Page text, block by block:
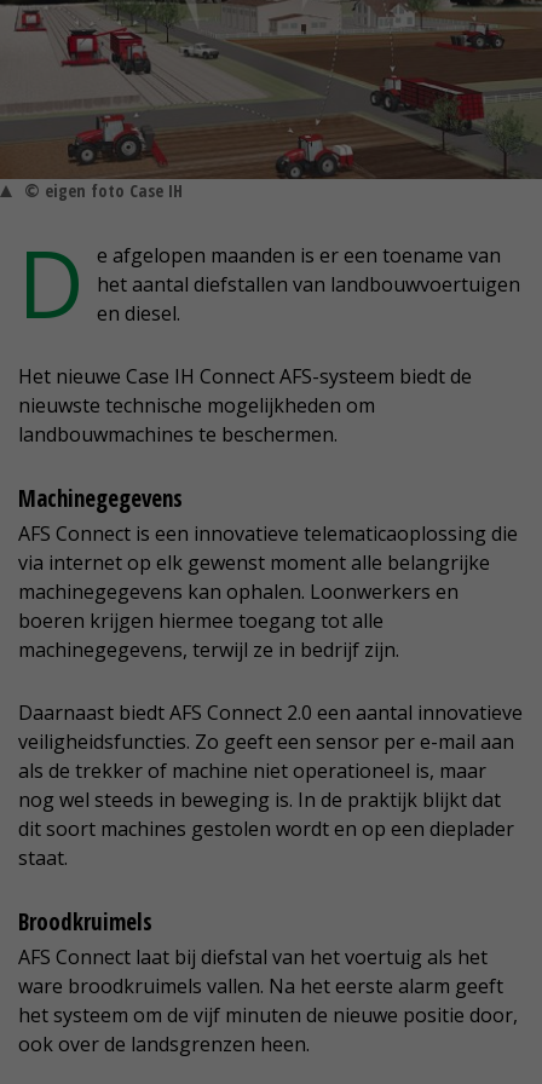
© eigen foto Case IH
D
e afgelopen maanden is er een toename van
het aantal diefstallen van landbouwvoertuigen
en diesel.
Het nieuwe Case IH Connect AFS-systeem biedt de
nieuwste technische mogelijkheden om
landbouwmachines te beschermen.
Machinegegevens
AFS Connect is een innovatieve telematicaoplossing die
via internet op elk gewenst moment alle belangrijke
machinegegevens kan ophalen. Loonwerkers en
boeren krijgen hiermee toegang tot alle
machinegegevens, terwijl ze in bedrijf zijn.
Daarnaast biedt AFS Connect 2.0 een aantal innovatieve
veiligheidsfuncties. Zo geeft een sensor per e-mail aan
als de trekker of machine niet operationeel is, maar
nog wel steeds in beweging is. In de praktijk blijkt dat
dit soort machines gestolen wordt en op een dieplader
staat.
Broodkruimels
AFS Connect laat bij diefstal van het voertuig als het
ware broodkruimels vallen. Na het eerste alarm geeft
het systeem om de vijf minuten de nieuwe positie door,
ook over de landsgrenzen heen.